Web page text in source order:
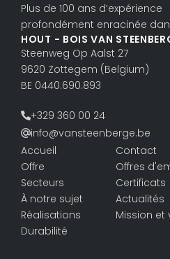
Plus de 100 ans d’expérience
profondément enracinée
HOUT - BOIS VAN
Steenweg Op Aalst 27
9620 Zottegem (Belgium)
BE 0440.690.893
+329 360 00 24
info@vansteenberge.be
Accueil
Offre
Secteurs
À notre sujet
Réalisations
Durabilité
Contact
Offres
Certificats
Actualités
Mission et